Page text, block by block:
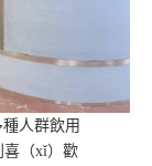
人群飲用
喜（xǐ）歡